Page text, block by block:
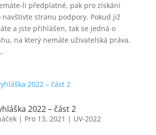
li předplatné, pak pro získání
stranu podpory. Pokud již
a jste přihlášen, tak se jedná o
na který nemáte uživatelská práva.
2022 – část 2
| Pro 13, 2021 | UV-2022